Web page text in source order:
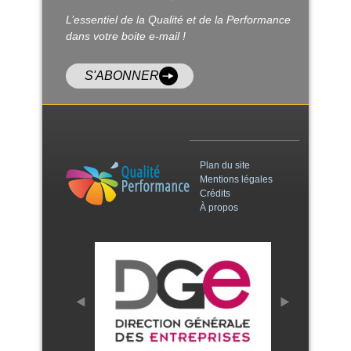
L’essentiel de la Qualité et de la Performance
dans votre boite e-mail !
S'ABONNER
Plan du site
Mentions légales
Crédits
À propos